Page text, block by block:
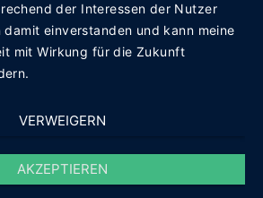
der Interessen der Nutzer
einverstanden und kann meine
mit Wirkung für die Zukunft
VERWEIGERN
AKZEPTIEREN